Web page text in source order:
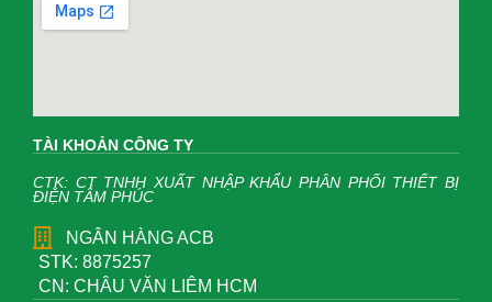
TÀI KHOẢN CÔNG TY
CTK: CT TNHH XUẤT NHẬP KHẨU PHÂN PHỐI THIẾT BỊ
ĐIỆN TÂM PHÚC
NGÂN HÀNG ACB
STK: 8875257
CN: CHÂU VĂN LIÊM HCM